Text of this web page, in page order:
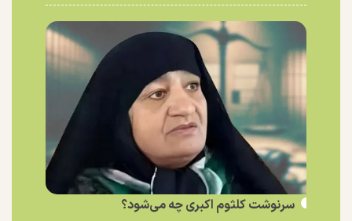
سرنوشت کلثوم اکبری چه می‌شود؟